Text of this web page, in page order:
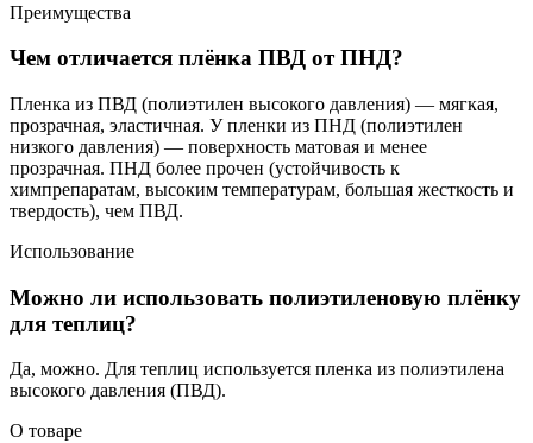
Преимущества
Чем отличается плёнка ПВД от ПНД?
Пленка из ПВД (полиэтилен высокого давления) — мягкая,
прозрачная, эластичная. У пленки из ПНД (полиэтилен
низкого давления) — поверхность матовая и менее
прозрачная. ПНД более прочен (устойчивость к
химпрепаратам, высоким температурам, большая жесткость и
твердость), чем ПВД.
Использование
Можно ли использовать полиэтиленовую плёнку
для теплиц?
Да, можно. Для теплиц используется пленка из полиэтилена
высокого давления (ПВД).
О товаре